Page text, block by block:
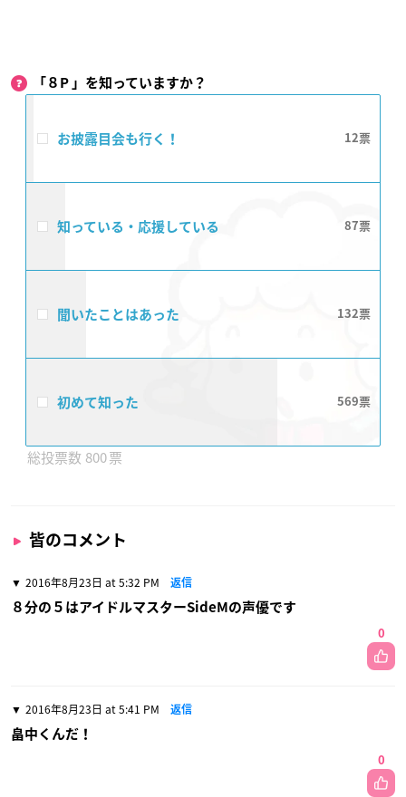
「８P 」を知っていますか？
お披露目会も行く！ 12
知っている・応援している 87
聞いたことはあった 132
初めて知った 569
800
皆のコメント
2016年8月23日 at 5:32 PM 返信
８分の５はアイドルマスターSideMの声優です
0
2016年8月23日 at 5:41 PM 返信
畠中くんだ！
0